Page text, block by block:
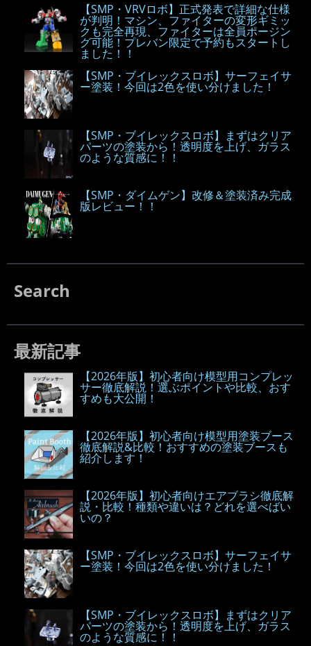
【SMP・VRVロボ】正式発表で詳細な仕様
が判明！マシン、ファイターの変形ギミッ
クも完全再現、ファイターは全員ポージン
グ可能！プレバン限定で予約もスタートし
ました！！
【SMP・ブイレックスロボ】サーフェイサ
ー塗装！今回は2色を使い分けました！
【SMP・ブイレックスロボ】まずはクリア
パーツの塗装から！透明度を上げ、ガラス
のような質感に！！
【SMP・ダイムゲン】改修＆塗装済み完成
版レビュー！！
Search
最新記事
【2026年版】初心者向け模型用コンプレッ
サー徹底解説！選ぶポイントや比較、おす
すめも大公開！
【2026年版】初心者向け模型用塗装ブース
徹底解説&比較！おすすめの塗装ブースも
紹介します！
【2026年版】初心者向けエアブラシ徹底解
説・比較！種類や違いは？どれを選べばい
いの？
【SMP・ブイレックスロボ】サーフェイサ
ー塗装！今回は2色を使い分けました！
【SMP・ブイレックスロボ】まずはクリア
パーツの塗装から！透明度を上げ、ガラス
のような質感に！！